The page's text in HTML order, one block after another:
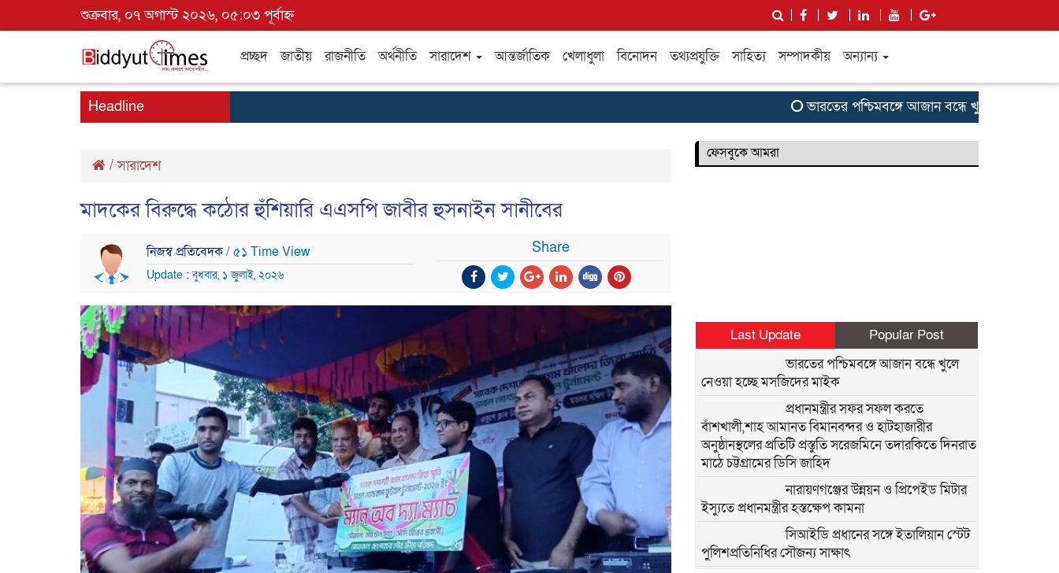
শুক্রবার, ০৭ অগাস্ট ২০২৬, ০৫:০৩ পূর্বাহ্ন
প্রচ্ছদ জাতীয় রাজনীতি অর্থনীতি সারাদেশ আন্তর্জাতিক খেলাধুলা বিনোদন তথ্যপ্রযুক্তি সাহিত্য সম্পাদকীয় অন্যান্য
Headline ভারতের পশ্চিমবঙ্গে আজান বন্ধে খুলে নেওয়া হচ্ছে
/সারাদেশ
মাদকের বিরুদ্ধে কঠোর হুঁশিয়ারি এএসপি জাবীর হুসনাইন সানীবের
নিজস্ব প্রতিবেদক/ ৫১ Time View
Update : বুধবার, ১ জুলাই, ২০২৬
Share
ফেসবুকে আমরা
Last Update
Popular Post
ভারতের পশ্চিমবঙ্গে আজান বন্ধে খুলে
নেওয়া হচ্ছে মসজিদের মাইক
প্রধানমন্ত্রীর সফর সফল করতে
বাঁশখালী,শাহ আমানত বিমানবন্দর ও হাটহাজারীর
অনুষ্ঠানস্থলের প্রতিটি প্রস্তুতি সরেজমিনে তদারকিতে দিনরাত
মাঠে চট্টগ্রামের ডিসি জাহিদ
নারায়ণগঞ্জের উন্নয়ন ও প্রিপেইড মিটার
ইস্যুতে প্রধানমন্ত্রীর হস্তক্ষেপ কামনা
সিআইডি প্রধানের সঙ্গে ইতালিয়ান স্টেট
পুলিশপ্রতিনিধির সৌজন্য সাক্ষাৎ